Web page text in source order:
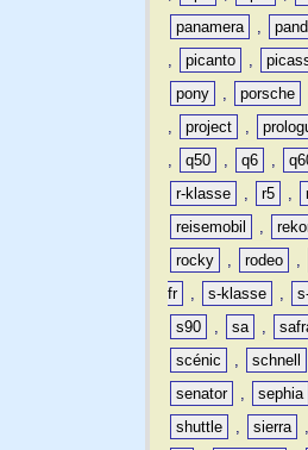
panamera
,
,
picanto ,
pony
, porsche
,
project ,
,
q50 , q6 ,
r-klasse
, r5 ,
reisemobil
,
rocky
, rodeo ,
fr
, s-klasse ,
s90
, sa ,
scénic
, schnell
senator
, sephia
shuttle
, sierra ,